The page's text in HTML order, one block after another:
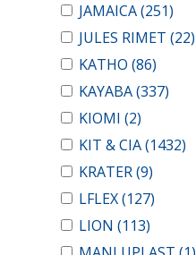
JAMAICA(251)
JULES RIMET (22)
KATHO (86)
KAYABA(337)
KIOMI (2)
KIT & CIA(1432)
KRATER(9)
LFLEX(127)
LION (113)